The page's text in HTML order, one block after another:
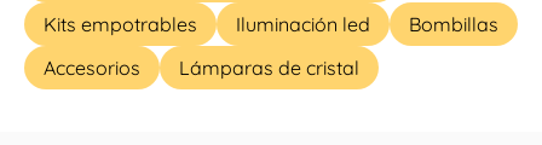
Kits empotrables
Iluminación led
Bombillas
Accesorios
Lámparas de cristal